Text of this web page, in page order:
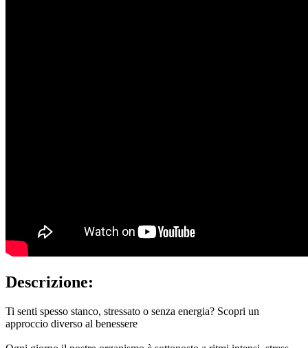
Descrizione:
Ti senti spesso stanco, stressato o senza energia? Scopri un
approccio diverso al benessere